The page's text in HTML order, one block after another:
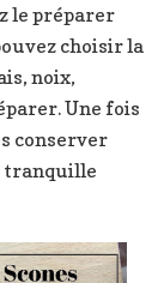
le préparer
choisir la
noix,
Une fois
conserver
tranquille